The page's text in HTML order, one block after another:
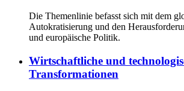
Die Themenlinie befasst sich mit dem
Autokratisierung und den
und europäische Politik.
Wirtschaftliche und
Transformationen